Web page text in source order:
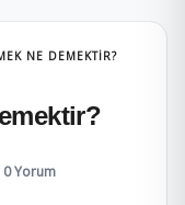
NE DEMEKTIR?
0 Yorum